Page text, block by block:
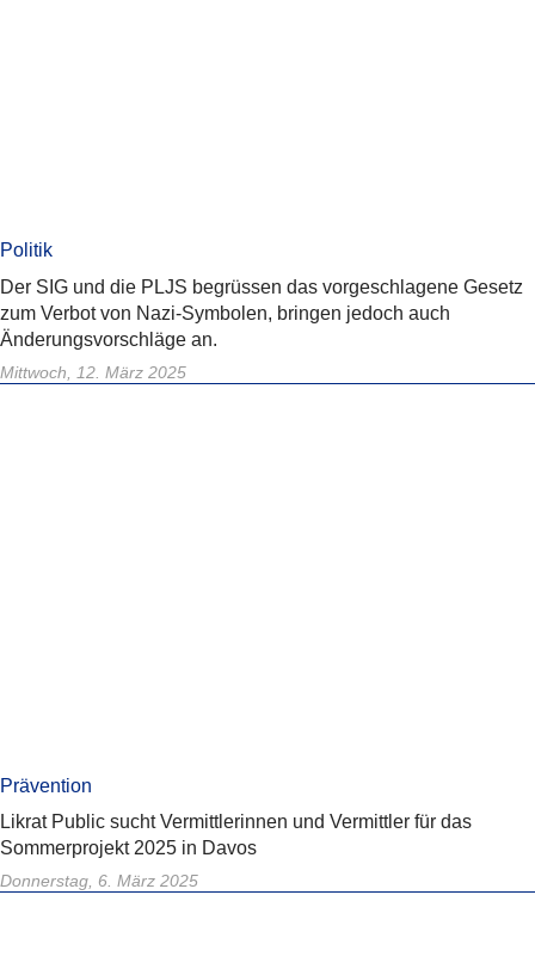
Politik
Der SIG und die PLJS begrüssen das vorgeschlagene Gesetz
zum Verbot von Nazi-Symbolen, bringen jedoch auch
Änderungsvorschläge an.
Mittwoch, 12. März 2025
Prävention
Likrat Public sucht Vermittlerinnen und Vermittler für das
Sommerprojekt 2025 in Davos
Donnerstag, 6. März 2025